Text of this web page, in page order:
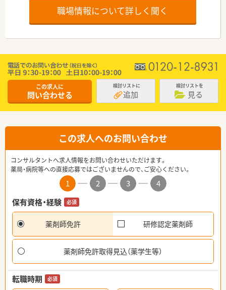
職場情報について詳しく聞く
この求人に
問い合わせる
検討リストに
追加
検討リストを
見る
この求人へのお問い合わせ
コンサルタントへ求人情報をお問い合わせいただけます。
薬局・病院等への直接応募ではございませんので、ご安心ください。
1 2 3
4
保有資格・経験
必須
薬剤師免許 研修認定薬剤師
薬剤師免許取得見込（薬学生等）
転職時期 必須